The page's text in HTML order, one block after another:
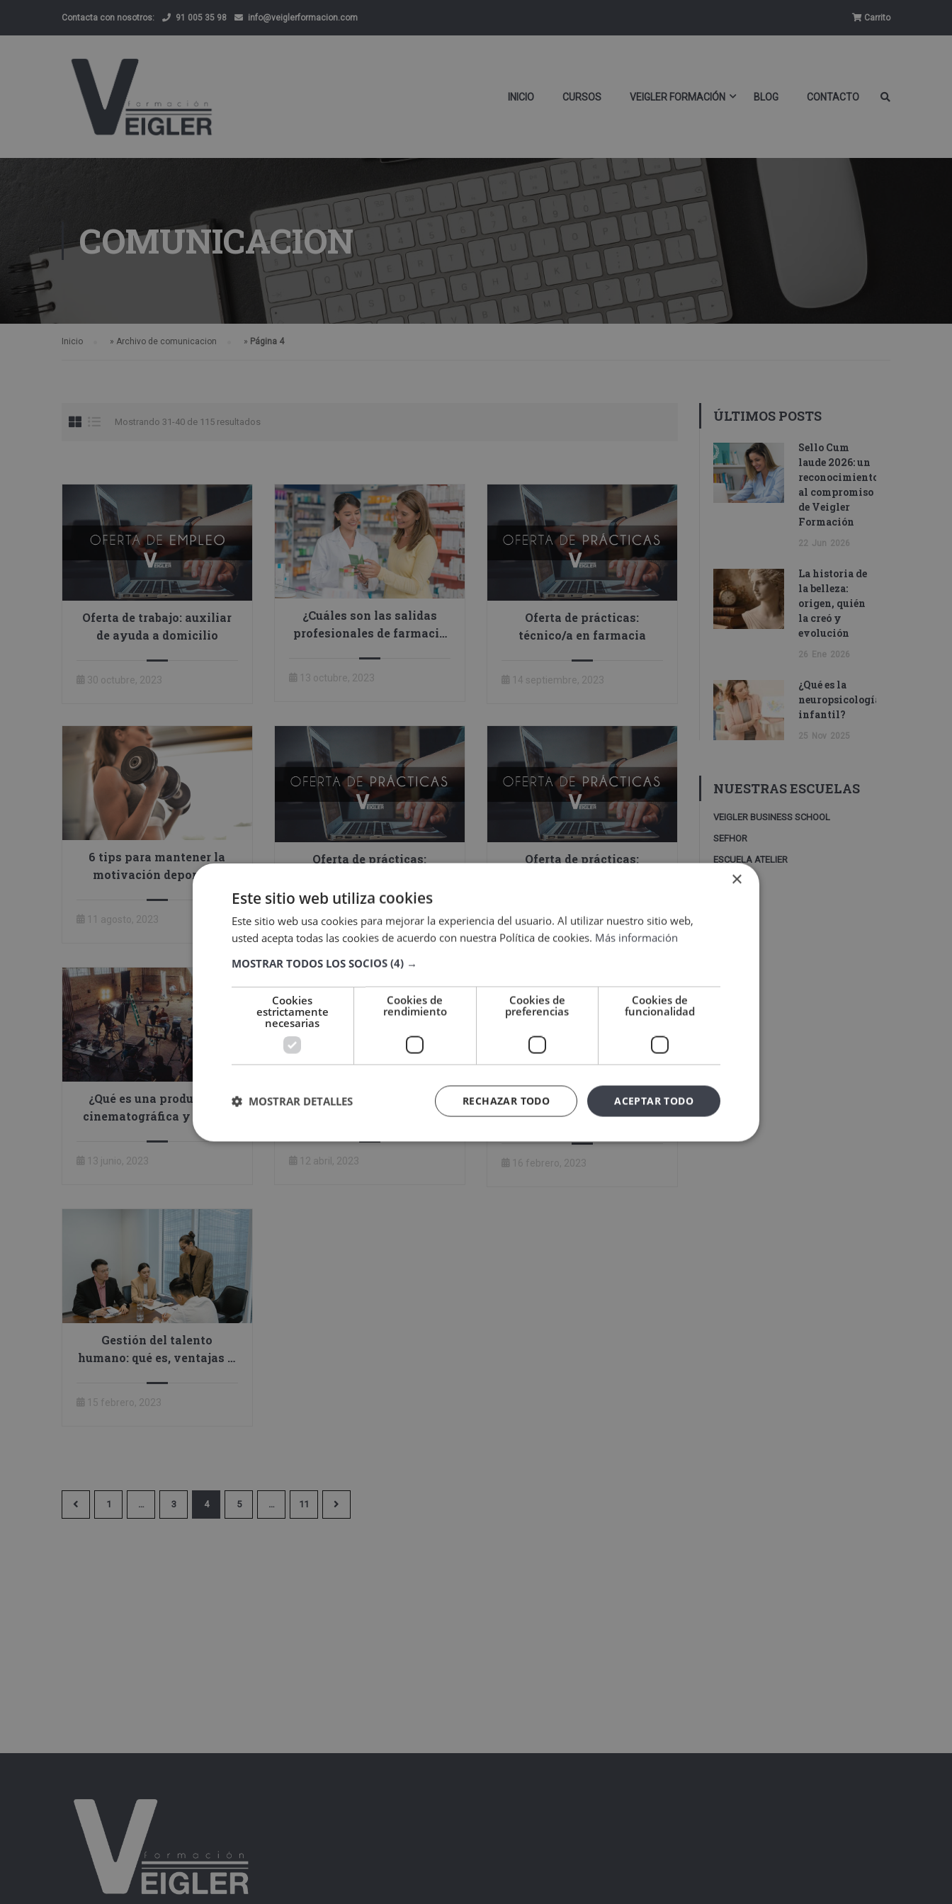
Contacta con nosotros: 91 005 35 98 info@veiglerformacion.com Carrito
INICIO CURSOS VEIGLER FORMACIÓN BLOG CONTACTO
COMUNICACION
Inicio » Archivo de comunicacion » Página 4
Mostrando 31-40 de 115 resultados
Oferta de trabajo: auxiliar
de ayuda a domicilio
30 octubre, 2023
¿Cuáles son las salidas
profesionales de farmacia
13 octubre, 2023
Oferta de prácticas:
técnico/a en farmacia
14 septiembre, 2023
6 tips para mantener la
motivación deportiva
11 agosto, 2023
Oferta de prácticas:
21 junio, 2023
Oferta de prácticas:
21 junio, 2023
¿Qué es una producción
cinematográfica y cuáles
son sus etapas?
13 junio, 2023
Reclutamiento y selección
de personal: conoce todo el
12 abril, 2023
Oferta de prácticas/trabajo:
tabiquería interior
16 febrero, 2023
Gestión del talento
humano: qué es, ventajas y
15 febrero, 2023
1 … 3 4 5 … 11
ÚLTIMOS POSTS
Sello Cum
laude 2026: un
reconocimiento
al compromiso
de Veigler
Formación
22 Jun 2026
La historia de
la belleza:
origen, quién
la creó y
evolución
26 Ene 2026
¿Qué es la
neuropsicología
infantil?
25 Nov 2025
NUESTRAS ESCUELAS
VEIGLER BUSINESS SCHOOL
SEFHOR
ESCUELA ATELIER
×
Este sitio web utiliza cookies
Este sitio web usa cookies para mejorar la experiencia del usuario. Al utilizar nuestro sitio web,
usted acepta todas las cookies de acuerdo con nuestra Política de cookies. Más información
MOSTRAR TODOS LOS SOCIOS (4) →
Cookies
estrictamente
necesarias
Cookies de
rendimiento
Cookies de
preferencias
Cookies de
funcionalidad
ACEPTAR TODO
RECHAZAR TODO
MOSTRAR DETALLES